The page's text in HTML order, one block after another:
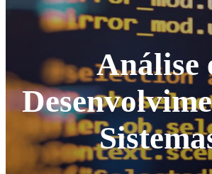
Análise